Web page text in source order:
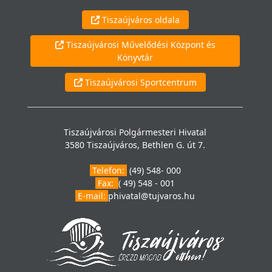
Tiszaújváros oldala
Tiszaújvárosi Művelődési Központ és
Könyvtár
Tiszaújvárosi Sportcentrum
Tiszaújvárosi Polgármesteri Hivatal
3580 Tiszaújváros, Bethlen G. út 7.
Telefon: (49) 548- 000
Fax: ( 49) 548 - 001
E-mail: phivatal@tujvaros.hu